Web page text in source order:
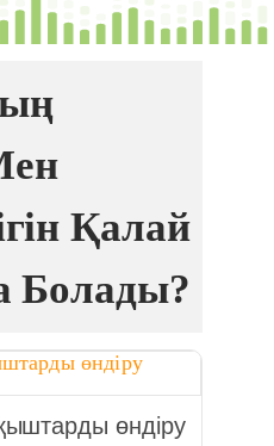
Қалай
Болады?
өндіру